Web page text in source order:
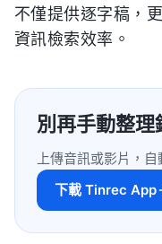
不僅提供逐字稿，
資訊檢索效率。
別再手動整理
上傳音訊或影片，
下載 Tinrec App